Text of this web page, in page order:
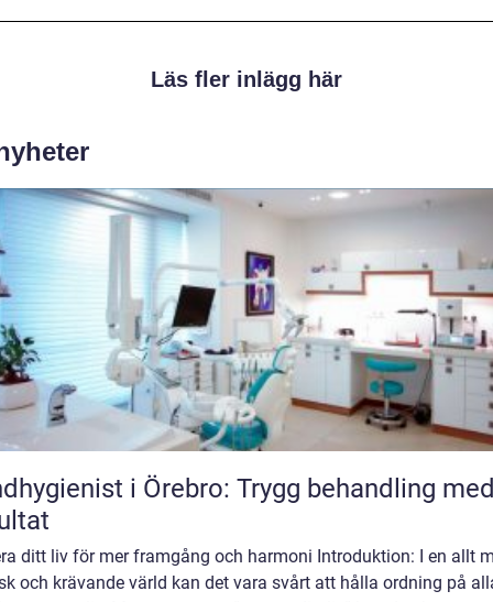
Läs fler inlägg här
i Örebro: Trygg behandling
ditt liv för mer framgång och harmoni Introduktion: I en allt
och krävande värld kan det vara svårt att hålla ordning på